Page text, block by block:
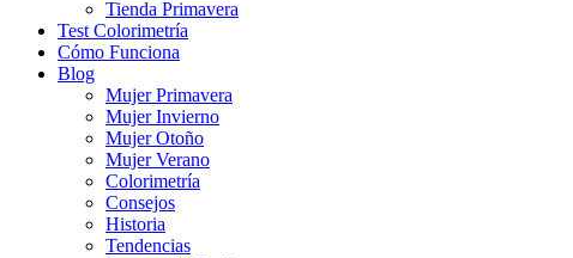
Tienda Primavera
Test Colorimetría
Cómo Funciona
Blog
Mujer Primavera
Mujer Invierno
Mujer Otoño
Mujer Verano
Colorimetría
Consejos
Historia
Tendencias